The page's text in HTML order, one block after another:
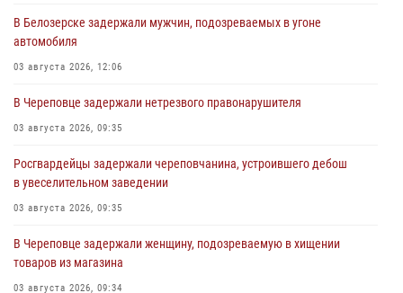
В Белозерске задержали мужчин, подозреваемых в угоне
автомобиля
03 августа 2026, 12:06
В Череповце задержали нетрезвого правонарушителя
03 августа 2026, 09:35
Росгвардейцы задержали череповчанина, устроившего дебош
в увеселительном заведении
03 августа 2026, 09:35
В Череповце задержали женщину, подозреваемую в хищении
товаров из магазина
03 августа 2026, 09:34